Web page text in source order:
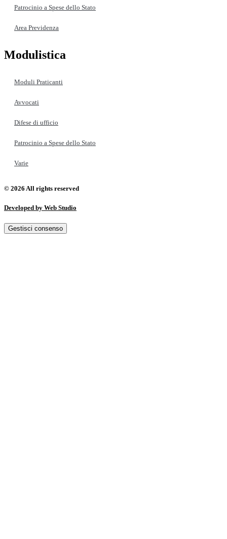
Patrocinio a Spese dello Stato
Area Previdenza
Modulistica
Moduli Praticanti
Avvocati
Difese di ufficio
Patrocinio a Spese dello Stato
Varie
© 2026 All rights reserved
Developed by Web Studio
Gestisci consenso